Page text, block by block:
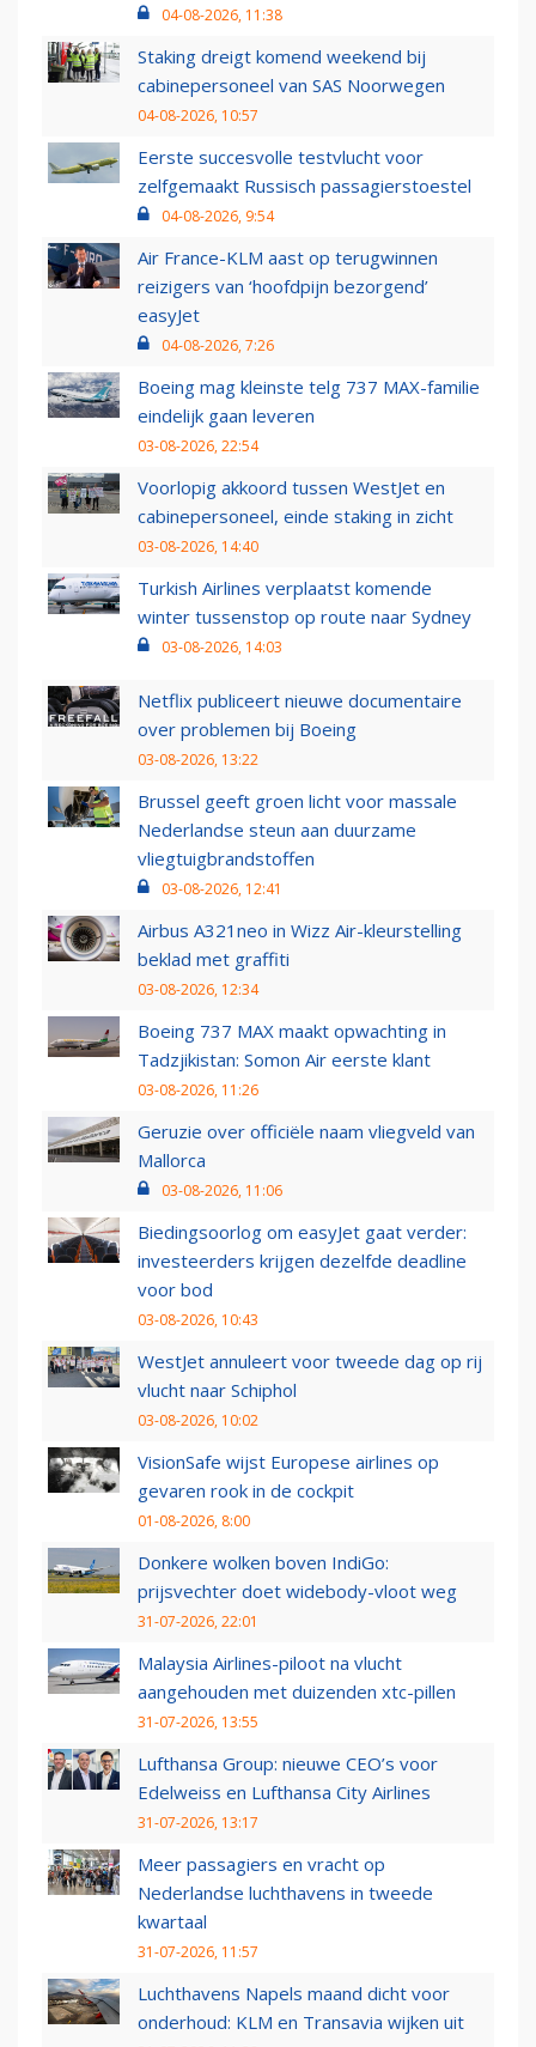
04-08-2026, 11:38
Staking dreigt komend weekend bij
cabinepersoneel van SAS Noorwegen
04-08-2026, 10:57
Eerste succesvolle testvlucht voor
zelfgemaakt Russisch passagierstoestel
04-08-2026, 9:54
Air France-KLM aast op terugwinnen
reizigers van ‘hoofdpijn bezorgend’
easyJet
04-08-2026, 7:26
Boeing mag kleinste telg 737 MAX-familie
eindelijk gaan leveren
03-08-2026, 22:54
Voorlopig akkoord tussen WestJet en
cabinepersoneel, einde staking in zicht
03-08-2026, 14:40
Turkish Airlines verplaatst komende
winter tussenstop op route naar Sydney
03-08-2026, 14:03
Netflix publiceert nieuwe documentaire
over problemen bij Boeing
03-08-2026, 13:22
Brussel geeft groen licht voor massale
Nederlandse steun aan duurzame
vliegtuigbrandstoffen
03-08-2026, 12:41
Airbus A321neo in Wizz Air-kleurstelling
beklad met graffiti
03-08-2026, 12:34
Boeing 737 MAX maakt opwachting in
Tadzjikistan: Somon Air eerste klant
03-08-2026, 11:26
Geruzie over officiële naam vliegveld van
Mallorca
03-08-2026, 11:06
Biedingsoorlog om easyJet gaat verder:
investeerders krijgen dezelfde deadline
voor bod
03-08-2026, 10:43
WestJet annuleert voor tweede dag op rij
vlucht naar Schiphol
03-08-2026, 10:02
VisionSafe wijst Europese airlines op
gevaren rook in de cockpit
01-08-2026, 8:00
Donkere wolken boven IndiGo:
prijsvechter doet widebody-vloot weg
31-07-2026, 22:01
Malaysia Airlines-piloot na vlucht
aangehouden met duizenden xtc-pillen
31-07-2026, 13:55
Lufthansa Group: nieuwe CEO’s voor
Edelweiss en Lufthansa City Airlines
31-07-2026, 13:17
Meer passagiers en vracht op
Nederlandse luchthavens in tweede
kwartaal
31-07-2026, 11:57
Luchthavens Napels maand dicht voor
onderhoud: KLM en Transavia wijken uit